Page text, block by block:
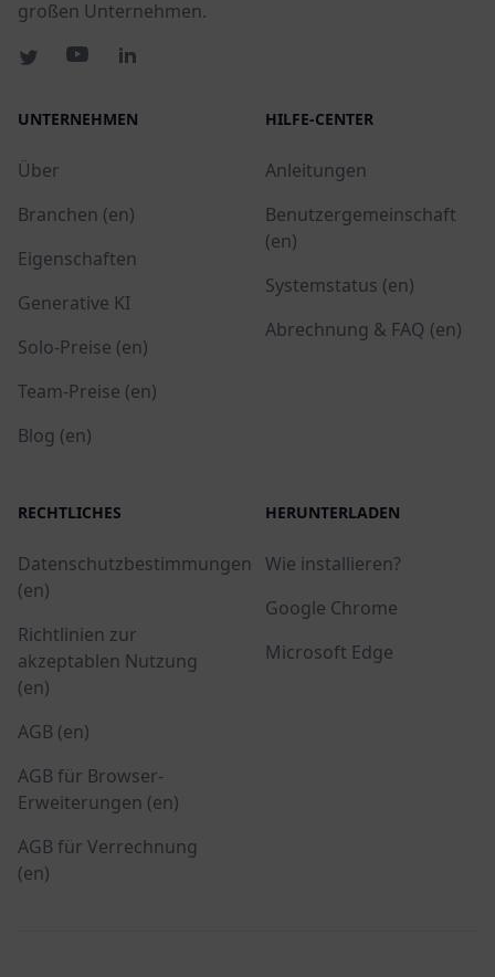
großen Unternehmen.
UNTERNEHMEN
Über
Branchen (en)
Eigenschaften
Generative KI
Solo-Preise (en)
Team-Preise (en)
Blog (en)
HILFE-CENTER
Anleitungen
Benutzergemeinschaft
(en)
Systemstatus (en)
Abrechnung & FAQ (en)
RECHTLICHES
Datenschutzbestimmungen
(en)
Richtlinien zur
akzeptablen Nutzung
(en)
AGB (en)
AGB für Browser-
Erweiterungen (en)
AGB für Verrechnung
(en)
HERUNTERLADEN
Wie installieren?
Google Chrome
Microsoft Edge